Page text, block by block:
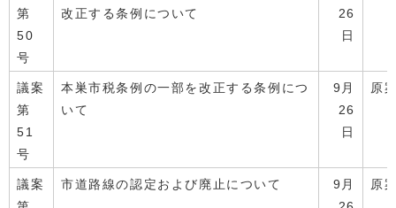
第
50
号
改正する条例について
26
日
議案
第
51
号
本巣市税条例の一部を改正する条例につ
いて
9月
26
日
原
議案
市道路線の認定および廃止について
9月
原